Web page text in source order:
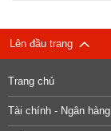
Lên đầu trang
Trang chủ
Tài chính - Ngân hàng